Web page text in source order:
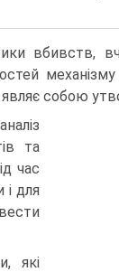
вбивств,
механізму
собою
та
час
і для
які